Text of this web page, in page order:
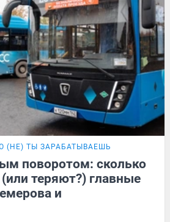
(НЕ) ТЫ ЗАРАБАТЫВАЕШЬ
поворотом: сколько
теряют?) главные
и